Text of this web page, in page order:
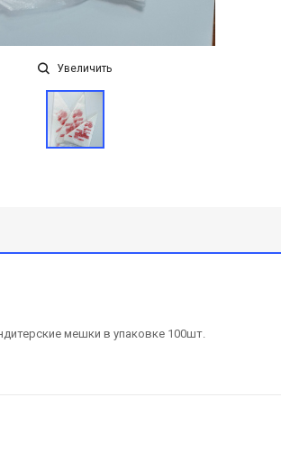
Увеличить
мешки в упаковке 100шт.